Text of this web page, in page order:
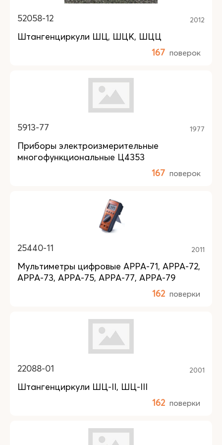
52058-12 2012
Штангенциркули ШЦ, ШЦК, ШЦЦ
167 поверок
5913-77 1977
Приборы электроизмерительные
многофункциональные Ц4353
167 поверок
25440-11 2011
Мультиметры цифровые APPA-71, APPA-72,
APPA-73, APPA-75, APPA-77, APPA-79
162 поверки
22088-01 2001
Штангенциркули ШЦ-II, ШЦ-III
162 поверки